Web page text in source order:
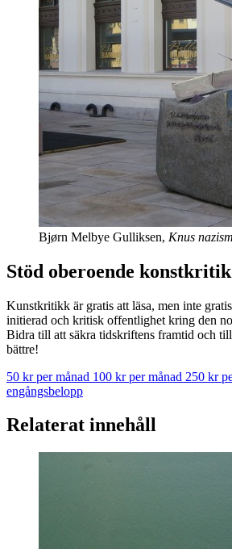
Bjørn Melbye Gulliksen, Knus
Stöd oberoende
Kunstkritikk är gratis att läsa, men inte
initierad och kritisk offentlighet kring den
Bidra till att säkra tidskriftens framtid och till
bättre!
50 kr per månad 100 kr per månad 250 kr
engångsbelopp
Relaterat innehåll